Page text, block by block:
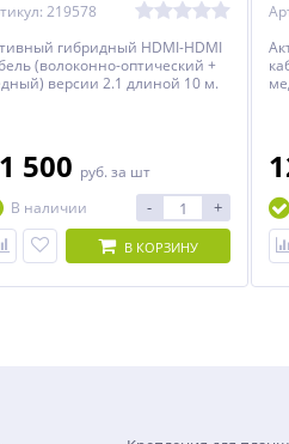
219578
гибридный HDMI-HDMI
(волоконно-оптический +
версии 2.1 длиной 10 м.
500 руб. за шт
В наличии
- +
В КОРЗИНУ